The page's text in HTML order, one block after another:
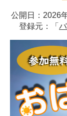
公開日：2026
登録元：「